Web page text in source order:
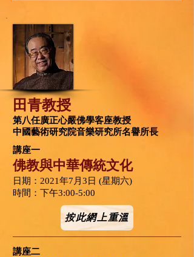
田青教授
第八任廣正心嚴佛學客座教授
中國藝術研究院音樂研究所名譽所長
講座一
佛教與中華傳統文化
日期：2021年7月3日 (星期六)
時間：下午3:00-5:00
按此網上重溫
講座二